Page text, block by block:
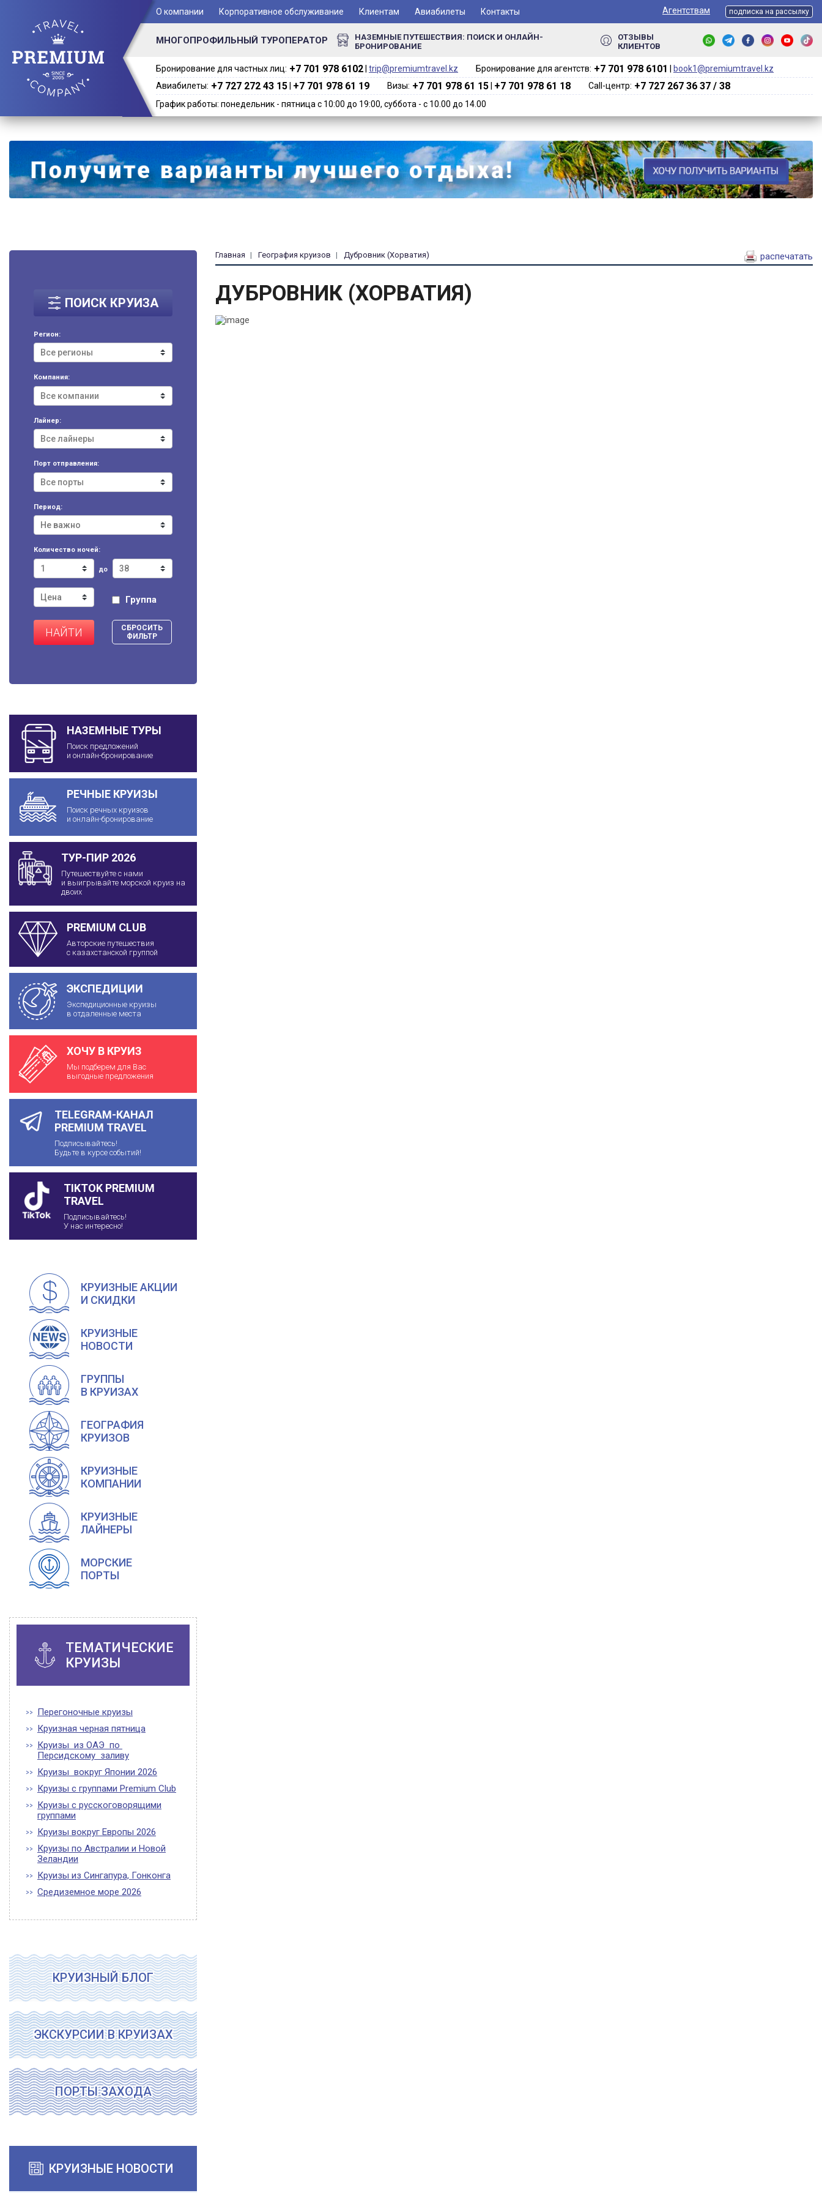
О компании Корпоративное обслуживание Клиентам Авиабилеты Контакты Агентствам подписка на рассылку
МНОГОПРОФИЛЬНЫЙ ТУРОПЕРАТОР
НАЗЕМНЫЕ ПУТЕШЕСТВИЯ: ПОИСК И ОНЛАЙН-
БРОНИРОВАНИЕ
ОТЗЫВЫ
КЛИЕНТОВ
Бронирование для частных лиц: +7 701 978 6102‬ trip@premiumtravel.kz Бронирование для агентств: +7 701 978 6101‬
book1@premiumtravel.kz
Авиабилеты: +7 727 272 43 15 +7 701 978 61 19 Визы: +7 701 978 61 15 +7 701 978 61 18 Call-центр: +7 727 267 36 37 / 38
График работы: понедельник - пятница с 10:00 до 19:00, суббота - с 10.00 до 14.00
ПОИСК КРУИЗА
Регион:
Компания:
Лайнер:
Порт отправления:
Период:
Количество ночей:
до
Группа
НАЙТИ
СБРОСИТЬ
ФИЛЬТР
НАЗЕМНЫЕ ТУРЫ
Поиск предложений
и онлайн-бронирование
РЕЧНЫЕ КРУИЗЫ
Поиск речных круизов
и онлайн-бронирование
ТУР-ПИР 2026
Путешествуйте с нами
и выигрывайте морской круиз на
двоих
PREMIUM CLUB
Авторские путешествия
с казахстанской группой
ЭКСПЕДИЦИИ
Экспедиционные круизы
в отдаленные места
ХОЧУ В КРУИЗ
Мы подберем для Вас
выгодные предложения
TELEGRAM-КАНАЛ
PREMIUM TRAVEL
Подписывайтесь!
Будьте в курсе событий!
TIKTOK PREMIUM
TRAVEL
Подписывайтесь!
У нас интересно!
КРУИЗНЫЕ АКЦИИ
И СКИДКИ
КРУИЗНЫЕ
НОВОСТИ
ГРУППЫ
В КРУИЗАХ
ГЕОГРАФИЯ
КРУИЗОВ
КРУИЗНЫЕ
КОМПАНИИ
КРУИЗНЫЕ
ЛАЙНЕРЫ
МОРСКИЕ
ПОРТЫ
ТЕМАТИЧЕСКИЕ
КРУИЗЫ
Перегоночные круизы
Круизная черная пятница
Круизы из ОАЭ по
Персидскому заливу
Круизы вокруг Японии 2026
Круизы с группами Premium Club
Круизы с русскоговорящими
группами
Круизы вокруг Европы 2026
Круизы по Австралии и Новой
Зеландии
Круизы из Сингапура, Гонконга
Средиземное море 2026
КРУИЗНЫЙ БЛОГ
ЭКСКУРСИИ В КРУИЗАХ
ПОРТЫ ЗАХОДА
КРУИЗНЫЕ НОВОСТИ
Главная География круизов Дубровник (Хорватия) распечатать
ДУБРОВНИК (ХОРВАТИЯ)